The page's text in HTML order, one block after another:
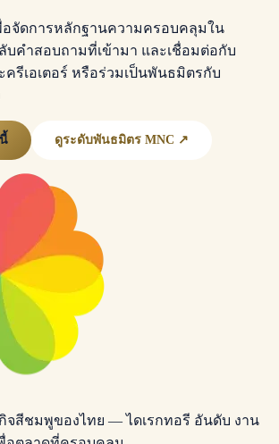
อจัดการหลักฐานความครอบคลุมใน
บคำสอบถามที่เข้ามา และเชื่อมต่อกับ
รีเอเตอร์ หรือร่วมเป็นพันธมิตรกับ
ดูระดับพันธมิตร MNC ↗
จสีชมพูของไทย — ไดเรกทอรี อันดับ งาน